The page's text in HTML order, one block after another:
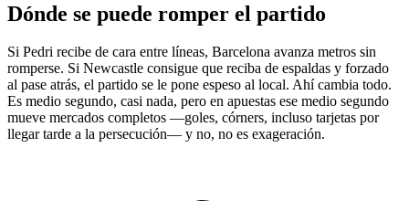
Dónde se puede romper el partido
Si Pedri recibe de cara entre líneas, Barcelona avanza metros sin
romperse. Si Newcastle consigue que reciba de espaldas y forzado
al pase atrás, el partido se le pone espeso al local. Ahí cambia todo.
Es medio segundo, casi nada, pero en apuestas ese medio segundo
mueve mercados completos —goles, córners, incluso tarjetas por
llegar tarde a la persecución— y no, no es exageración.